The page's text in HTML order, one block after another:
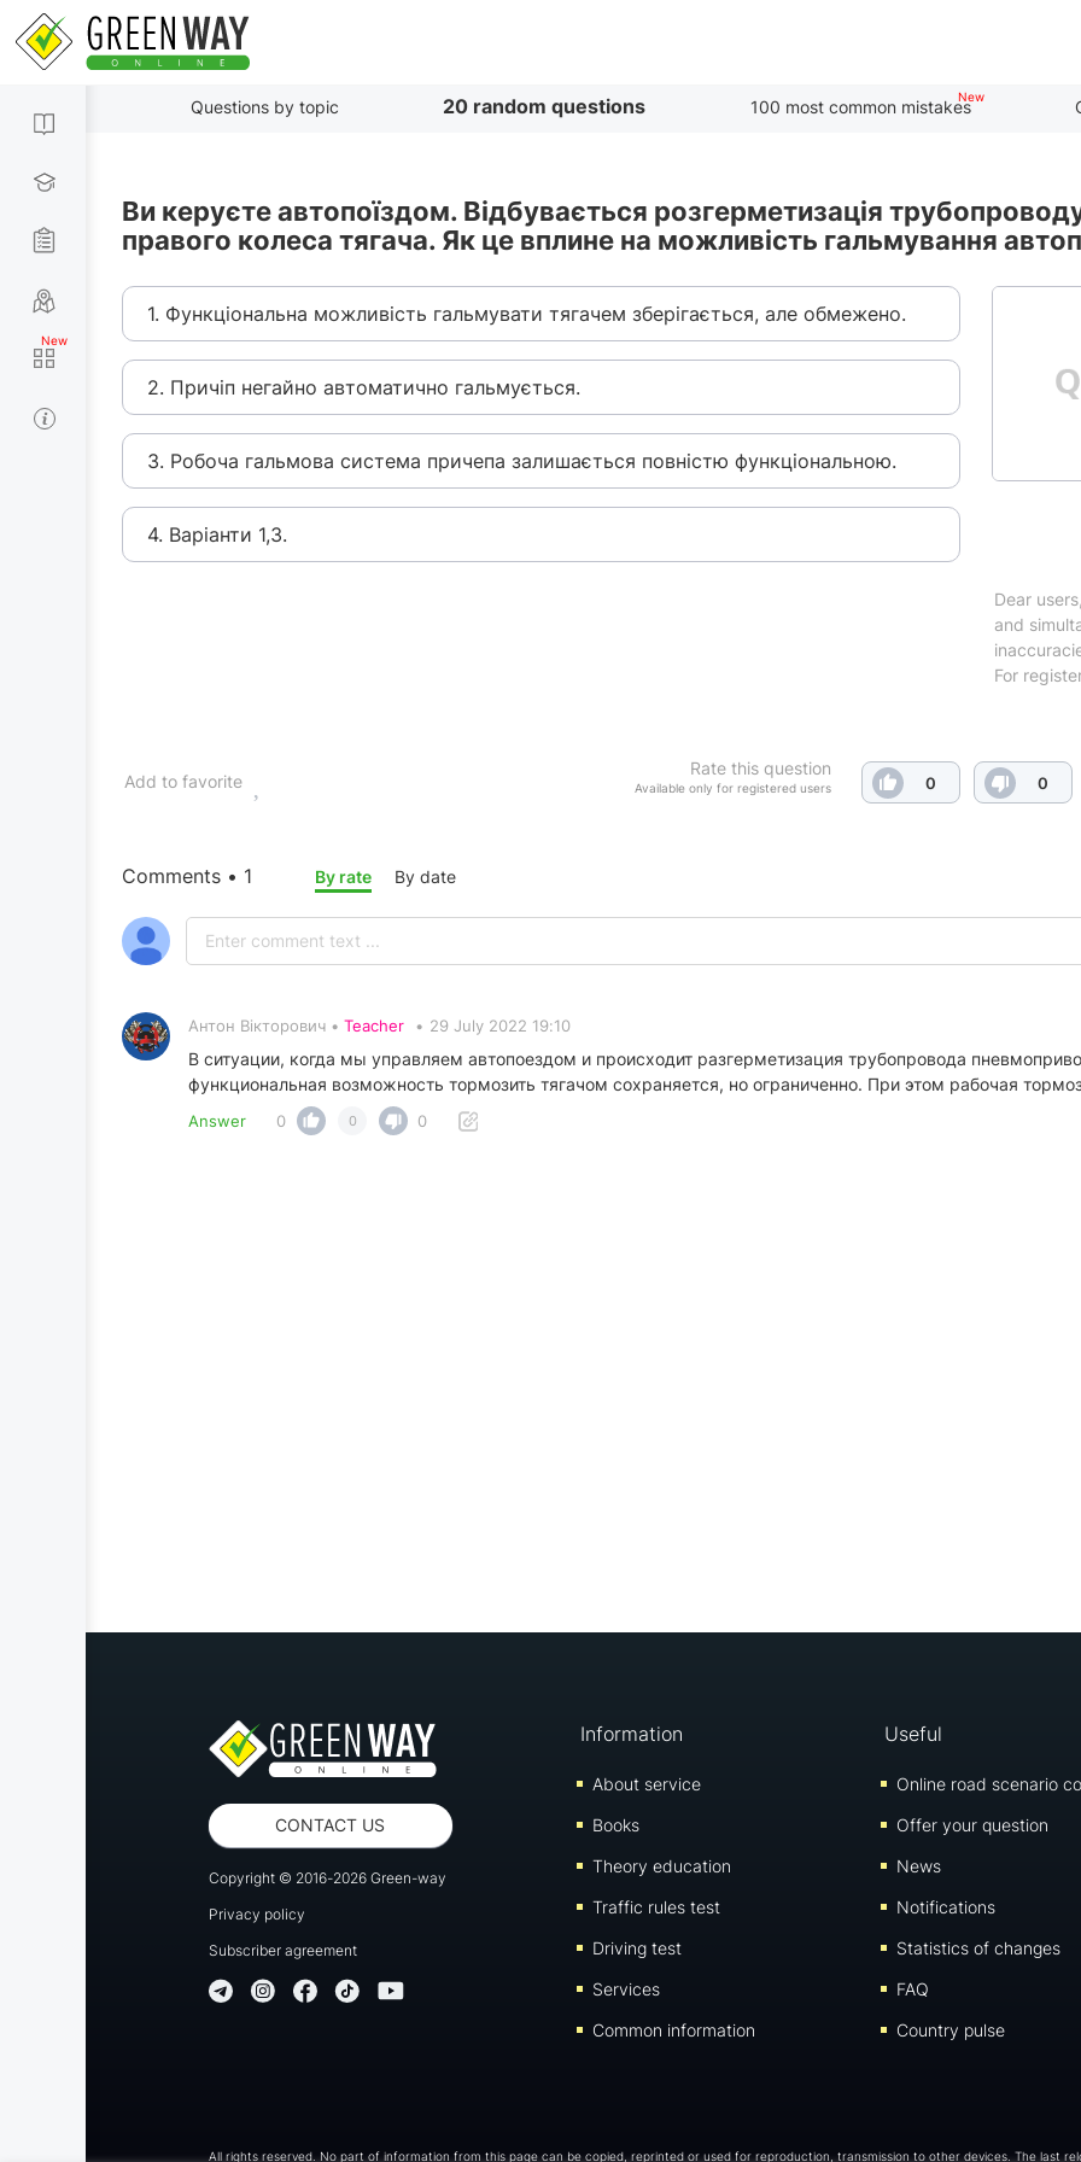
Questions by topic 20 random questions 100 most common mistakes
Ви керуєте автопоїздом. Відбувається розгерметизація
правого колеса тягача. Як це вплине на можливість гальмування
1. Функціональна можливість гальмувати тягачем зберігається, але обмежено.
2. Причіп негайно автоматично гальмується.
3. Робоча гальмова система причепа залишається повністю функціональною.
4. Варіанти 1,3.
Dear
and
For
Rate this question
Available only for registered users 0 0
Add to favorite
Comments • 1 By rate By date
Антон Вікторович • Teacher • 29 July 2022 19:10
В ситуации, когда мы управляем автопоездом и происходит разгерметизация трубопровода
функциональная возможность тормозить тягачом сохраняется, но ограниченно. При этом рабочая
Answer 0 0 0
CONTACT US
Copyright © 2016-2026 Green-way
Privacy policy
Subscriber agreement
Information
About service
Books
Theory education
Traffic rules test
Driving test
Services
Common information
Useful
Online road scenario
Offer your question
News
Notifications
Statistics of changes
FAQ
Country pulse
All rights reserved. No part of information from this page can be copied, reprinted or used for reproduction, transmission to other devices. The last